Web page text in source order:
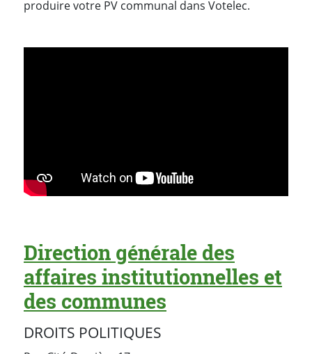
produire votre PV communal dans Votelec.
Direction générale des
affaires institutionnelles et
des communes
DROITS POLITIQUES